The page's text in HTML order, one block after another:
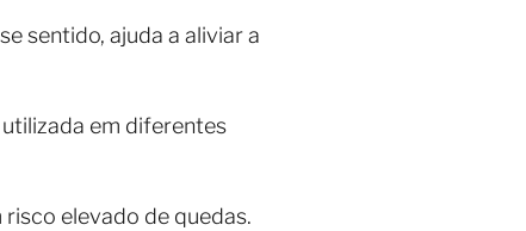
sentido, ajuda a aliviar a
em diferentes
elevado de quedas.